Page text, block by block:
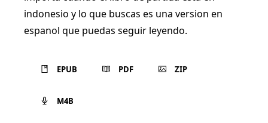
indonesio y lo que buscas es una version en
espanol que puedas seguir leyendo.
EPUB PDF ZIP
M4B